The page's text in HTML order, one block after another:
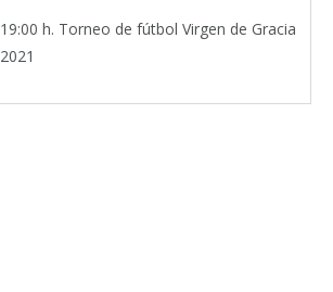
19:00 h. Torneo de fútbol Virgen de Gracia
2021